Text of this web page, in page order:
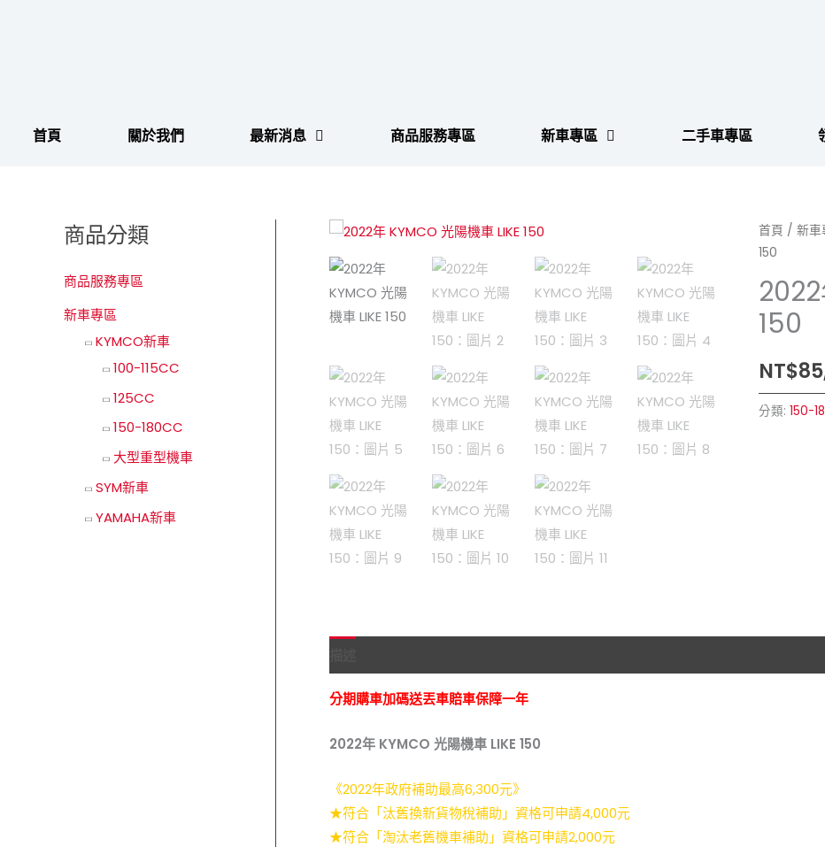
首頁 關於我們 最新消息 商品服務專區 新車專區 二手車專區
商品分類
商品服務專區
新車專區
KYMCO新車
100-115CC
125CC
150-180CC
大型重型機車
SYM新車
YAMAHA新車
首頁 /新車
150
150
NT$
分類:150-
分期購車加碼送丟車賠車保障一年
2022年 KYMCO 光陽機車 LIKE 150
《2022年政府補助最高6,300元》
★符合「汰舊換新貨物稅補助」資格可申請4,000元
★符合「淘汰老舊機車補助」資格可申請2,000元